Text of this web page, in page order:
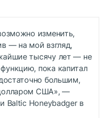
изменить,
— на мой взгляд,
тысячу лет — не
пока капитал
большим,
США», —
Baltic Honeybadger в